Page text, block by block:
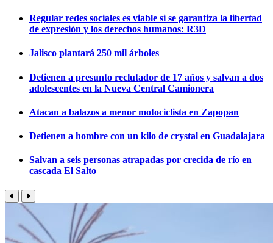
Regular redes sociales es viable si se garantiza la libertad
de expresión y los derechos humanos: R3D
Jalisco plantará 250 mil árboles
Detienen a presunto reclutador de 17 años y salvan a dos
adolescentes en la Nueva Central Camionera
Atacan a balazos a menor motociclista en Zapopan
Detienen a hombre con un kilo de crystal en Guadalajara
Salvan a seis personas atrapadas por crecida de río en
cascada El Salto